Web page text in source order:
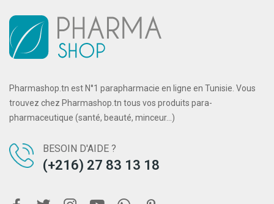
Pharmashop.tn est N°1 parapharmacie en ligne en Tunisie. Vous
trouvez chez Pharmashop.tn tous vos produits para-
pharmaceutique (santé, beauté, minceur...)
BESOIN D'AIDE ?
(+216) 27 83 13 18